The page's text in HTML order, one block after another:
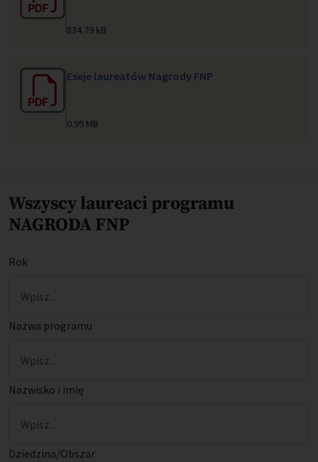
834.79 kB
Eseje laureatów Nagrody FNP
0.99 MB
Wszyscy laureaci programu
NAGRODA FNP
Rok
Nazwa programu
Nazwisko i imię
Dziedzina/Obszar